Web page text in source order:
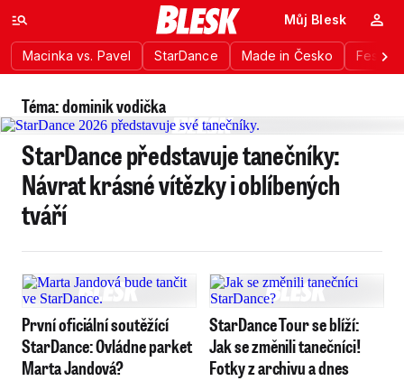
Macinka vs. Pavel StarDance Made in Česko
Můj Blesk
Téma: dominik vodička
StarDance představuje tanečníky:
Návrat krásné vítězky i oblíbených
tváří
První oficiální soutěžící
StarDance: Ovládne parket
Marta Jandová?
StarDance Tour se blíží:
Jak se změnili tanečníci!
Fotky z archivu a dnes